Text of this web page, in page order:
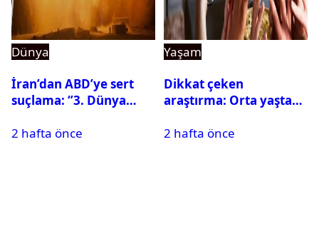
Dünya
İran’dan ABD’ye sert
suçlama: ‘’3. Dünya
silahları kullandılar’’
2 hafta önce
Yaşam
Dikkat çeken
araştırma: Orta yaşta
beyni küçültebilir
2 hafta önce